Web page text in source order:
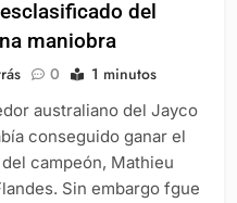
del
maniobra
0 1 minutos
australiano del Jayco
conseguido ganar el
campeón, Mathieu
Sin embargo fgue